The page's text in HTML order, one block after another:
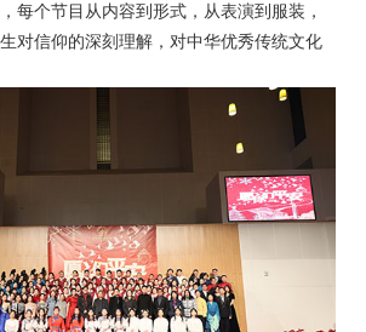
每个节目从内容到形式，从表演到服装，
对信仰的深刻理解，对中华优秀传统文化